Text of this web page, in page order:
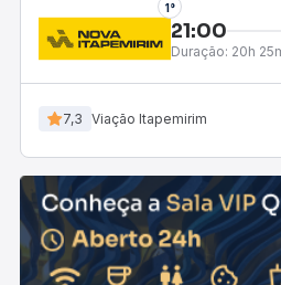
1°
21:00
Duração: 20h
7,3 Viação Itapemirim